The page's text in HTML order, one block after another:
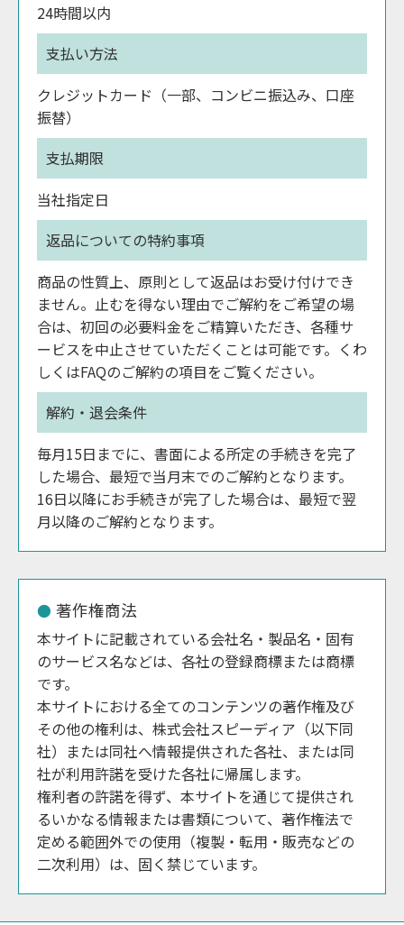
24時間以内
支払い方法
クレジットカード（一部、コンビニ振込み、口座
振替）
支払期限
当社指定日
返品についての特約事項
商品の性質上、原則として返品はお受け付けでき
ません。止むを得ない理由でご解約をご希望の場
合は、初回の必要料金をご精算いただき、各種サ
ービスを中止させていただくことは可能です。くわ
しくはFAQのご解約の項目をご覧ください。
解約・退会条件
毎月15日までに、書面による所定の手続きを完了
した場合、最短で当月末でのご解約となります。
16日以降にお手続きが完了した場合は、最短で翌
月以降のご解約となります。
著作権商法
本サイトに記載されている会社名・製品名・固有
のサービス名などは、各社の登録商標または商標
です。
本サイトにおける全てのコンテンツの著作権及び
その他の権利は、株式会社スピーディア（以下同
社）または同社へ情報提供された各社、または同
社が利用許諾を受けた各社に帰属します。
権利者の許諾を得ず、本サイトを通じて提供され
るいかなる情報または書類について、著作権法で
定める範囲外での使用（複製・転用・販売などの
二次利用）は、固く禁じています。